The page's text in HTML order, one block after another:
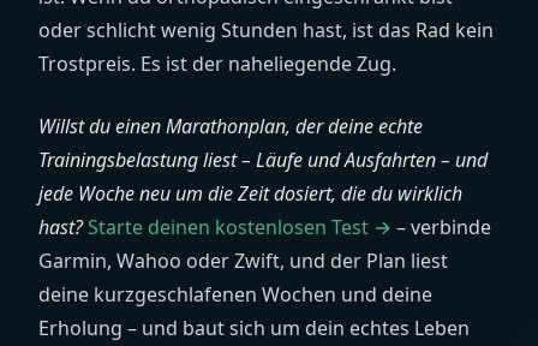
oder schlicht wenig Stunden hast, ist das Rad kein
Trostpreis. Es ist der naheliegende Zug.
Willst du einen Marathonplan, der deine echte
Trainingsbelastung liest – Läufe und Ausfahrten – und
jede Woche neu um die Zeit dosiert, die du wirklich
hast?Starte deinen kostenlosen Test → – verbinde
Garmin, Wahoo oder Zwift, und der Plan liest
deine kurzgeschlafenen Wochen und deine
Erholung – und baut sich um dein echtes Leben